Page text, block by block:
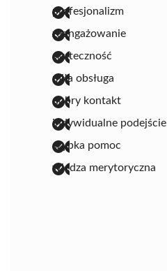
profesjonalizm
zaangażowanie
skuteczność
miła obsługa
dobry kontakt
indywidualne podejście
szybka pomoc
wiedza merytoryczna